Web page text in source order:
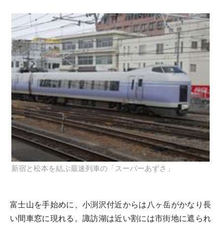
新宿と松本を結ぶ最速列車の「スーパーあずさ」
富士山を手始めに、小渕沢付近からは八ヶ岳がかなり長
い間車窓に現れる。諏訪湖は近い割には市街地に遮られ